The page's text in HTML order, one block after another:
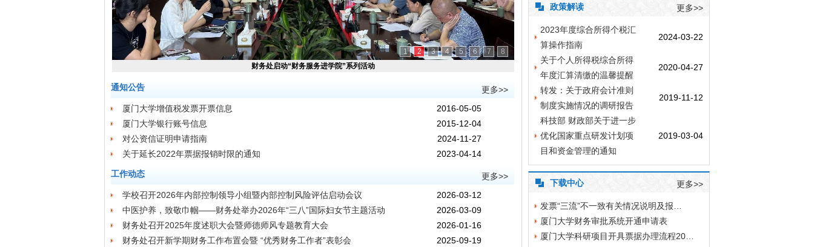
1 2 3 4 5 6 7
8
财务处启动“财务服务进学院”系列活动
更多>>
通知公告
厦门大学增值税发票开票信息
2016-05-05
厦门大学银行账号信息
2015-12-04
对公资信证明申请指南
2024-11-27
关于延长2022年票据报销时限的通知
2023-04-14
更多>>
工作动态
学校召开2026年内部控制领导小组暨内部控制风险评估启动会议
2026-03-12
中医护养，致敬巾帼——财务处举办2026年“三八”国际妇女节主题活动
2026-03-09
财务处召开2025年度述职大会暨师德师风专题教育大会
2026-01-16
财务处召开新学期财务工作布置会暨 “优秀财务工作者”表彰会
2025-09-19
更多>>
政策解读
2023年度综合所得个税汇
算操作指南
2024-03-22
关于个人所得税综合所得
年度汇算清缴的温馨提醒
2020-04-27
转发：关于政府会计准则
制度实施情况的调研报告
2019-11-12
科技部 财政部关于进一步
优化国家重点研发计划项
目和资金管理的通知
2019-03-04
更多>>
下载中心
发票“三流”不一致有关情况说明及报…
厦门大学财务审批系统开通申请表
厦门大学科研项目开具票据办理流程20…